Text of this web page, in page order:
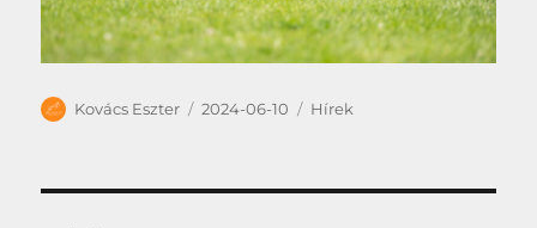
Szerző
Kovács Eszter Közzétéve
2024-06-10 Kategória
Hírek